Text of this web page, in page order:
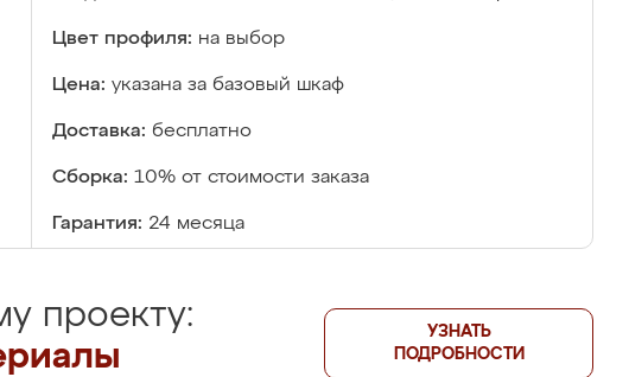
Цвет профиля: на выбор
Цена: указана за базовый шкаф
Доставка: бесплатно
Сборка: 10% от стоимости заказа
Гарантия: 24 месяца
проекту:
УЗНАТЬ
ПОДРОБНОСТИ